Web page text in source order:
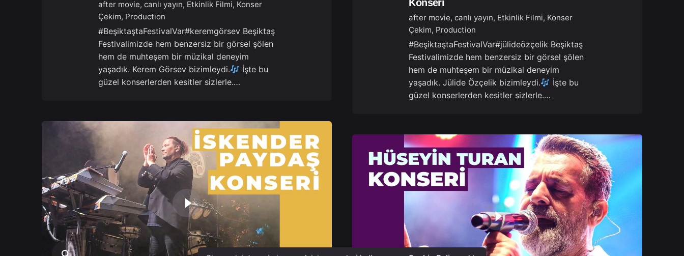
after movie canlı yayın Etkinlik Filmi Konser
Çekim Production
#BeşiktaştaFestivalVar#keremgörsev Beşiktaş
Festivalimizde hem benzersiz bir görsel şölen
hem de muhteşem bir müzikal deneyim
yaşadık. Kerem Görsev bizimleydi.
İşte bu
güzel konserlerden kesitler sizlerle.…
Konseri
after movie canlı yayın Etkinlik Filmi Konser
Çekim Production
#BeşiktaştaFestivalVar#jülideözçelik Beşiktaş
Festivalimizde hem benzersiz bir görsel şölen
hem de muhteşem bir müzikal deneyim
yaşadık. Jülide Özçelik bizimleydi.
İşte bu
güzel konserlerden kesitler sizlerle.…